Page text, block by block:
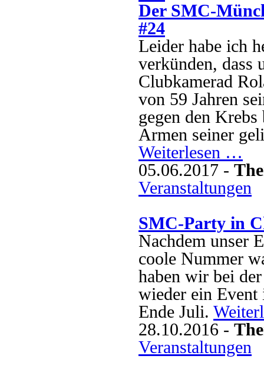
Der SMC-
#24
Leider habe ich
verkünden, dass
Clubkamerad
von 59 Jahren
gegen den
Armen seiner
Weiterlesen …
05.06.2017 -
Veranstaltungen
SMC-Party in
Nachdem unser
coole Nummer
haben wir bei
wieder ein Event
Ende Juli.
28.10.2016 -
Veranstaltungen